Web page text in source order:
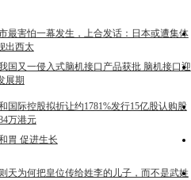
最害怕一幕发生，上合发话：日本或遭集体
出西太
国又一侵入式脑机接口产品获批 脑机接口迎
展期
国际控股拟折让约1781%发行15亿股认购股
万港元
胃 促进生长
天为何把皇位传给姓李的儿子，而不是武姓